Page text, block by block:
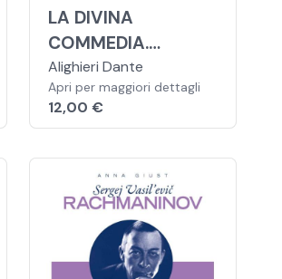
LA DIVINA
COMMEDIA.
PARADISO
Alighieri Dante
Apri per maggiori dettagli
12,00 €